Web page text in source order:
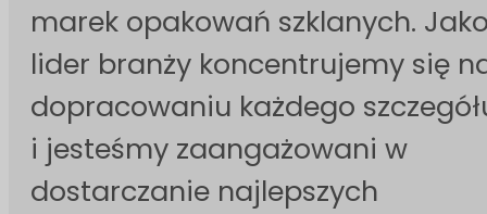
marek opakowań szklanych.
lider branży koncentrujemy się
dopracowaniu każdego
i jesteśmy zaangażowani w
dostarczanie najlepszych